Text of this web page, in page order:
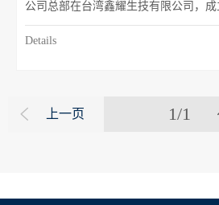
Details
上一页 1/1